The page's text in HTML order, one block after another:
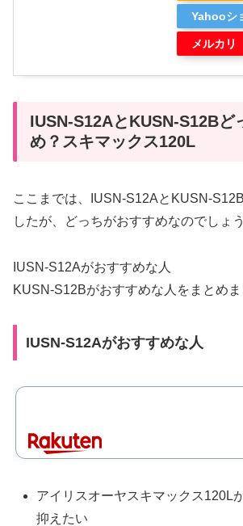
Yahooシ
メルカリ
IUSN-S12AとKUSN-S12Bど
め？スキマックス120L
ここまでは、IUSN-S12AとKUSN-
したが、どっちがおすすめなのでしょ
IUSN-S12Aがおすすめな人
KUSN-S12Bがおすすめな人をまとめま
IUSN-S12Aがおすすめな人
アイリスオーヤスキマックス120L
抑えたい